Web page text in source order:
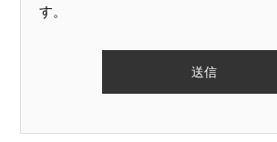
す。